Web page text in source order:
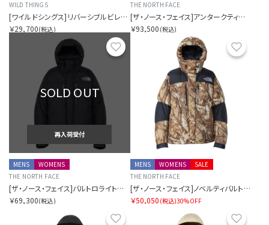
WILD THINGS
[ワイルドシングス]リバーシブルビレイティー
￥29,700(税込)
THE NORTH FACE
[ザ・ノース・フェイス]アンタークティカパーカ
￥93,500 (税込)
お気に入り
SOLD OUT
再入荷受付
MENS
WOMENS
THE NORTH FACE
[ザ・ノース・フェイス]バルトロライトジャケット
￥69,300(税込)
SALE
MENS
WOMENS
THE NORTH FACE
[ザ・ノース・フェイス]ノベルティバルトロライトジャケット
￥50,050 (税込)30%OFF
お気に入り